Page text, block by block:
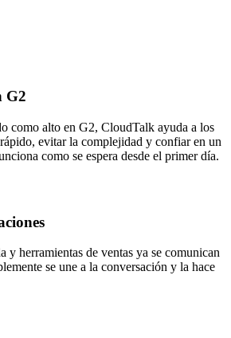
G2
como alto en G2, CloudTalk ayuda a los
evitar la complejidad y confiar en un
como se espera desde el primer día.
y herramientas de ventas ya se comunican
se une a la conversación y la hace